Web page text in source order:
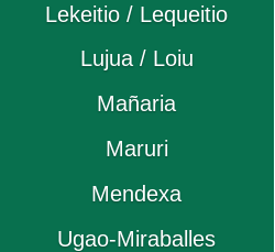
Lekeitio / Lequeitio
Lujua / Loiu
Mañaria
Maruri
Mendexa
Ugao-Miraballes